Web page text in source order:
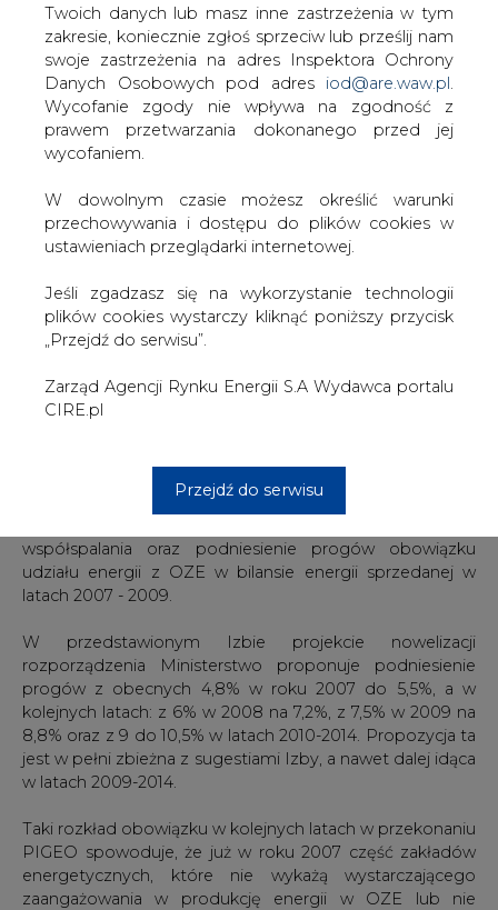
Twoich danych lub masz inne zastrzeżenia w tym
zakresie, koniecznie zgłoś sprzeciw lub prześlij nam
swoje zastrzeżenia na adres Inspektora Ochrony
Danych Osobowych pod adres iod@are.waw.pl
Wycofanie zgody nie wpływa na zgodność z
prawem przetwarzania dokonanego przed jej
wycofaniem.
W dowolnym czasie możesz określić warunki
przechowywania i dostępu do plików cookies w
ustawieniach przeglądarki internetowej.
Jeśli zgadzasz się na wykorzystanie technologii
plików cookies wystarczy kliknąć poniższy przycisk
„Przejdź do serwisu”.
Zarząd Agencji Rynku Energii S.A Wydawca portalu
CIRE.pl
Przejdź do serwisu
końcowym było jednym z najważniejszych zadań, jakie
przed Zarządem i Biurem PIGEO postawiło Walne
Zgromadzenie Członków Izby w marcu br.
W trosce o realizację krajowych zobowiązań w zakresie
udziału energii elektrycznej z OZE w bilansie
energetycznym Polski, PIGEO zaapelowała do Ministra
zwiększenia efektywności nowego systemu wspierania
OZE. Zdaniem Izby niezbędne jest szybkie podniesienie
wartości PMŚP oraz zagwarantowanie większych
latach 2008-2010.
W piśmie do Ministra Woźniaka Izba przedstawiła
szczegółową analizę ekonomicznych uwarunkowań
obowiązku udziału zielonej energii w bilansie energii
sprzedanej odbiorcom końcowym już w pierwszych
zmniejszenie podaży zielonych certyfikatów na rynek
współspalania oraz podniesienie progów obowiązku
udziału energii z OZE w bilansie energii sprzedanej w
latach 2007 - 2009.
W przedstawionym Izbie projekcie nowelizacji
rozporządzenia Ministerstwo proponuje podniesienie
progów z obecnych 4,8% w roku 2007 do 5,5%, a w
kolejnych latach: z 6% w 2008 na 7,2%, z 7,5% w 2009 na
8,8% oraz z 9 do 10,5% w latach 2010-2014. Propozycja ta
jest w pełni zbieżna z sugestiami Izby, a nawet dalej idąca
w latach 2009-2014.
Taki rozkład obowiązku w kolejnych latach w przekonaniu
PIGEO spowoduje, że już w roku 2007 część zakładów
energetycznych, które nie wykażą wystarczającego
zaangażowania w produkcję energii w OZE lub nie